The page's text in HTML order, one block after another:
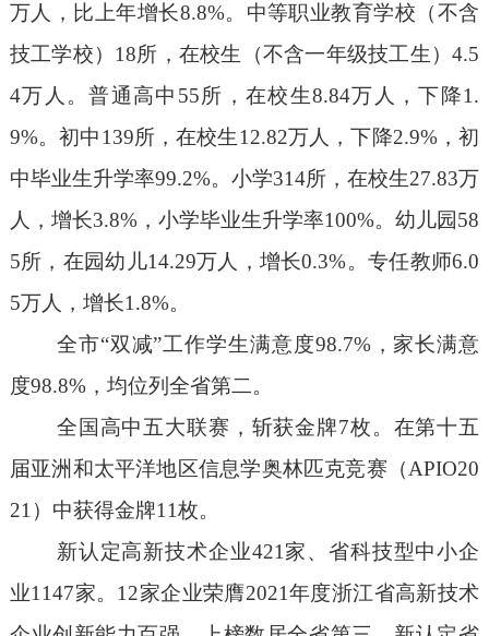
万人 ，比上年增长8.8%。中等职业教育学校（不含
技工学校） 18所，在校生（不含一年级技工生）4.5
4万人。普通高中 55所，在校生8.84万人 ，下降1.
9%。初中139所，在校生12.82万人 ，下降2.9%，初
中毕业生升学率99.2%。小学314所，在校生27.83万
人 ，增长3.8%，小学毕业生升学率100%。幼儿园58
5所，在园幼儿14.29万人 ，增长0.3%。专任教师6.0
5万人 ，增长1.8%。
全市“双减”工作学生满意度98.7%，家长满意
度98.8%，均位列全省第二。
全国高中五大联赛，斩获金牌7枚。在第十五
届亚洲和太平洋地区信息学奥林匹克竞赛（APIO20
21）中获得金牌11枚。
新认定高新技术企业421家、省科技型中小企
业1147家。 12家企业荣膺2021年度浙江省高新技术